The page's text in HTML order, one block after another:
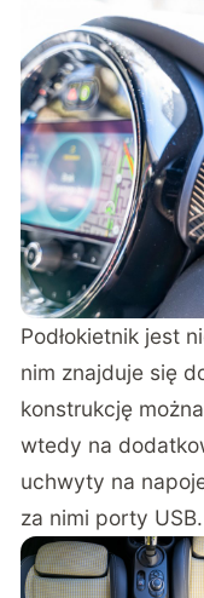
Podłokietnik jest
nim znajduje się
konstrukcję
wtedy na
uchwyty na
za nimi porty USB.